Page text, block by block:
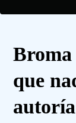
que
autoría